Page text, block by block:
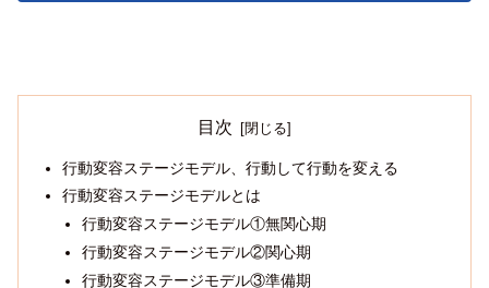
目次
行動変容ステージモデル、行動して行動を変える
行動変容ステージモデルとは
行動変容ステージモデル①無関心期
行動変容ステージモデル②関心期
行動変容ステージモデル③準備期